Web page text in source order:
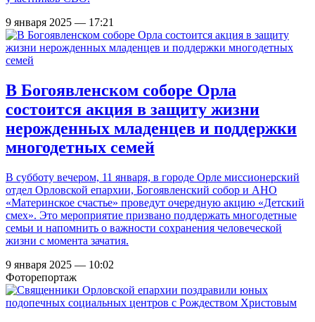
9 января 2025 — 17:21
В Богоявленском соборе Орла
состоится акция в защиту жизни
нерожденных младенцев и поддержки
многодетных семей
В субботу вечером, 11 января, в городе Орле миссионерский
отдел Орловской епархии, Богоявленский собор и АНО
«Материнское счастье» проведут очередную акцию «Детский
смех». Это мероприятие призвано поддержать многодетные
семьи и напомнить о важности сохранения человеческой
жизни с момента зачатия.
9 января 2025 — 10:02
Фоторепортаж